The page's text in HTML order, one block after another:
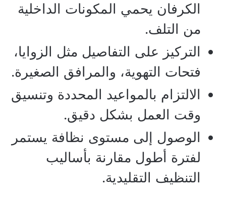
الكرفان يحمي المكونات الداخلية
من التلف.
التركيز على التفاصيل مثل الزوايا،
فتحات التهوية، والمرافق الصغيرة.
الالتزام بالمواعيد المحددة وتنسيق
وقت العمل بشكل دقيق.
الوصول إلى مستوى نظافة يستمر
لفترة أطول مقارنة بأساليب
التنظيف التقليدية.